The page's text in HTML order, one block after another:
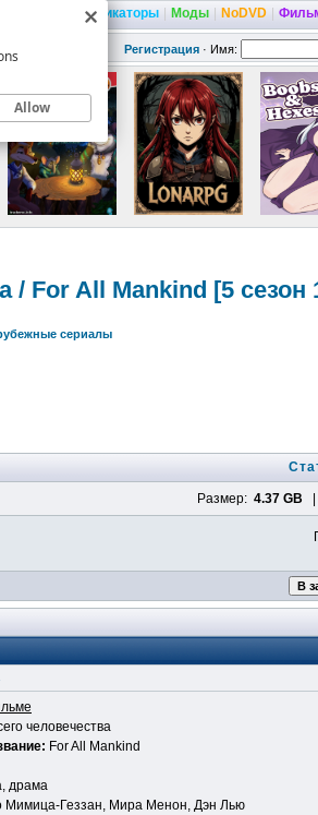
Русификаторы Моды NoDVD
Регистрация · Имя:
/ For All Mankind [5 сезон
сериалы
Размер: 4.37 GB |
человечества
For All Mankind
драма
Мимица-Геззан, Мира Менон, Дэн Лью
Allow